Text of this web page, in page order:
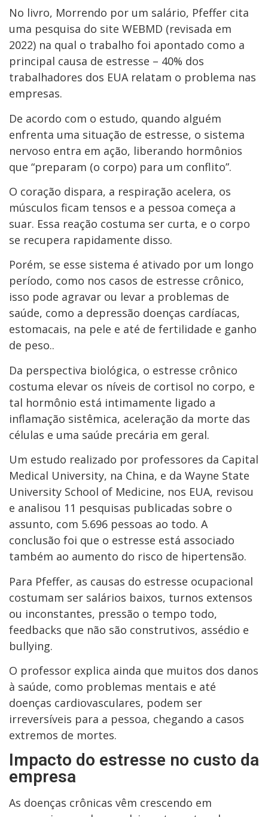
No livro, Morrendo por um salário, Pfeffer cita
uma pesquisa do site WEBMD (revisada em
2022) na qual o trabalho foi apontado como a
principal causa de estresse – 40% dos
trabalhadores dos EUA relatam o problema nas
empresas.
De acordo com o estudo, quando alguém
enfrenta uma situação de estresse, o sistema
nervoso entra em ação, liberando hormônios
que “preparam (o corpo) para um conflito”.
O coração dispara, a respiração acelera, os
músculos ficam tensos e a pessoa começa a
suar. Essa reação costuma ser curta, e o corpo
se recupera rapidamente disso.
Porém, se esse sistema é ativado por um longo
período, como nos casos de estresse crônico,
isso pode agravar ou levar a problemas de
saúde, como a depressão doenças cardíacas,
estomacais, na pele e até de fertilidade e ganho
de peso..
Da perspectiva biológica, o estresse crônico
costuma elevar os níveis de cortisol no corpo, e
tal hormônio está intimamente ligado a
inflamação sistêmica, aceleração da morte das
células e uma saúde precária em geral.
Um estudo realizado por professores da Capital
Medical University, na China, e da Wayne State
University School of Medicine, nos EUA, revisou
e analisou 11 pesquisas publicadas sobre o
assunto, com 5.696 pessoas ao todo. A
conclusão foi que o estresse está associado
também ao aumento do risco de hipertensão.
Para Pfeffer, as causas do estresse ocupacional
costumam ser salários baixos, turnos extensos
ou inconstantes, pressão o tempo todo,
feedbacks que não são construtivos, assédio e
bullying.
O professor explica ainda que muitos dos danos
à saúde, como problemas mentais e até
doenças cardiovasculares, podem ser
irreversíveis para a pessoa, chegando a casos
extremos de mortes.
Impacto do estresse no custo da
empresa
As doenças crônicas vêm crescendo em